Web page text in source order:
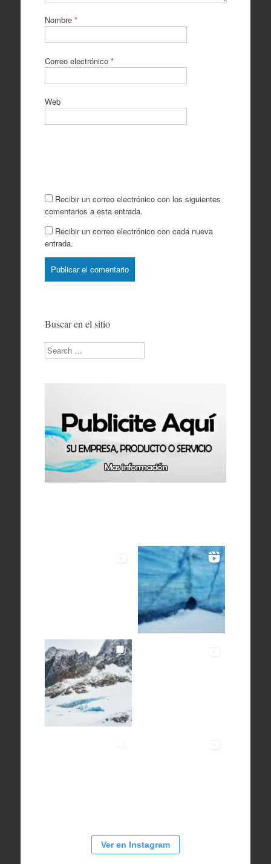
Nombre *
Correo electrónico *
Web
Recibir un correo electrónico con los siguientes
comentarios a esta entrada.
Recibir un correo electrónico con cada nueva
entrada.
Buscar en el sitio
Search
Ver en Instagram